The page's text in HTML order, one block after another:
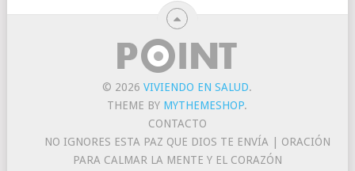
© 2026VIVIENDO EN SALUD.
THEME BY MYTHEMESHOP.
CONTACTO
NO IGNORES ESTA PAZ QUE DIOS TE ENVÍA | ORACIÓN
PARA CALMAR LA MENTE Y EL CORAZÓN